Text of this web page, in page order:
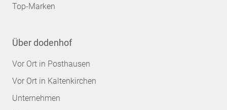
Top-Marken
Über dodenhof
Vor Ort in Posthausen
Vor Ort in Kaltenkirchen
Unternehmen